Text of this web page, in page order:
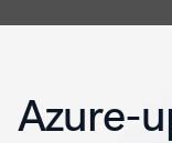
Azure-